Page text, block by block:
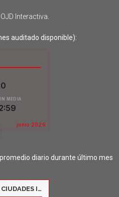
OJD Interactiva
auditado disponible):
diario durante último mes